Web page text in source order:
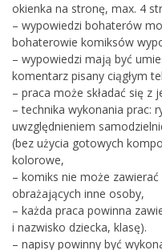
okienka na stronę, max. 4
– wypowiedzi bohaterów
bohaterowie komiksów
– wypowiedzi mają być
komentarz pisany ciągłym
– praca może składać się z
– technika wykonania prac:
uwzględnieniem
(bez użycia gotowych
kolorowe,
– komiks nie może
obrażających inne osoby,
– każda praca powinna
i nazwisko dziecka, klasę).
– napisy powinny być